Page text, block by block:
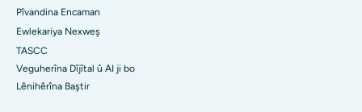
Pîvandina Encaman
Ewlekariya Nexweş
TASCC
Veguherîna Dîjîtal û AI ji bo
Lênihêrîna Baştir